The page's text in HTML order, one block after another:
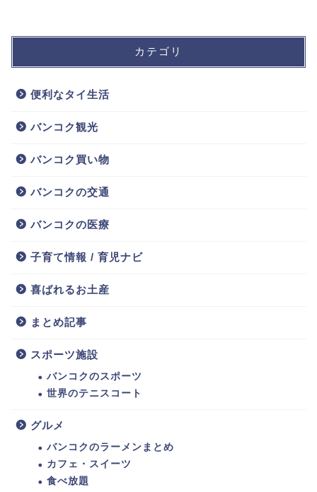
カテゴリ
便利なタイ生活
バンコク観光
バンコク買い物
バンコクの交通
バンコクの医療
子育て情報 / 育児ナビ
喜ばれるお土産
まとめ記事
スポーツ施設
バンコクのスポーツ
世界のテニスコート
グルメ
バンコクのラーメンまとめ
カフェ・スイーツ
食べ放題